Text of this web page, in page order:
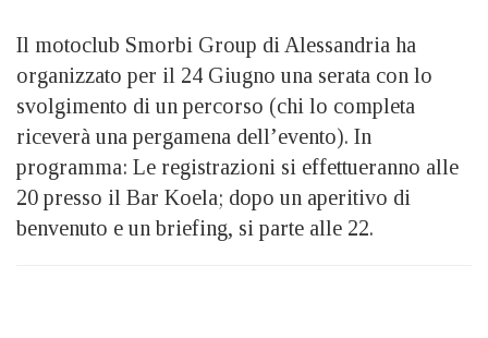
Il motoclub Smorbi Group di Alessandria ha
organizzato per il 24 Giugno una serata con lo
svolgimento di un percorso (chi lo completa
riceverà una pergamena dell’evento). In
programma: Le registrazioni si effettueranno alle
20 presso il Bar Koela; dopo un aperitivo di
benvenuto e un briefing, si parte alle 22.